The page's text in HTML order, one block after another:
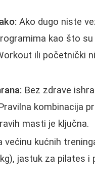
Ako dugo niste
kao što su
ili početnički
Bez zdrave
kombinacija
masti je ključna.
većinu kućnih
jastuk za pilates i